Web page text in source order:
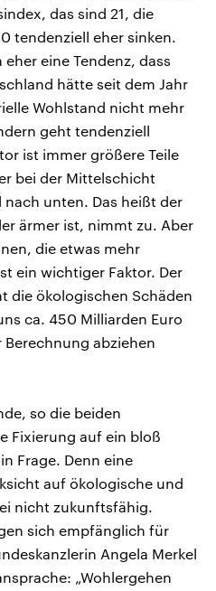
das sind 21, die
tendenziell eher sinken.
eine Tendenz, dass
hätte seit dem Jahr
Wohlstand nicht mehr
geht tendenziell
ist immer größere Teile
bei der Mittelschicht
unten. Das heißt der
ärmer ist, nimmt zu. Aber
die etwas mehr
ein wichtiger Faktor. Der
die ökologischen Schäden
ca. 450 Milliarden Euro
Berechnung abziehen
so die beiden
Fixierung auf ein bloß
Frage. Denn eine
auf ökologische und
nicht zukunftsfähig.
sich empfänglich für
Angela Merkel
„Wohlergehen